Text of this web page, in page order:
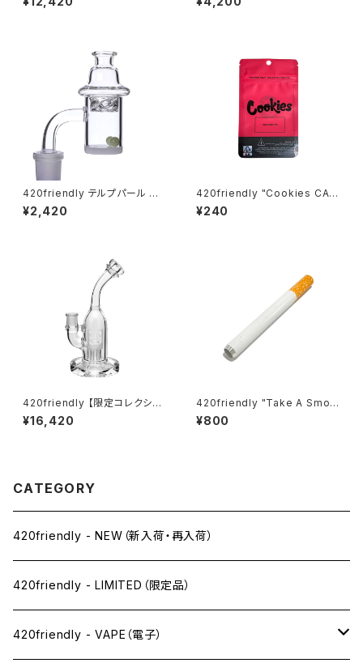
ャットボング（約22cm）
OLED搭載 ステルスバッテリー
420friendly テルプパール バ
ンガーセット (接続部14mm オ
ス)
¥2,420
420friendly "Cookies CA
Mylar Bag – RED / 7g" クッキ
ー マイラーバッグ（レッド）10×1
¥240
420friendly 【限定コレクショ
ン】EG Glass Tree Perc Diff
user Dab Rig / ガラスボング
¥16,420
420friendly "Take A Smok
e" こっそりチルタイム Cigarett
e Bat ロング シガレットワンヒ
¥800
CATEGORY
420friendly - NEW（新入荷・再入荷）
420friendly - LIMITED（限定品）
420friendly - VAPE（電子）